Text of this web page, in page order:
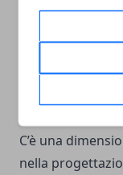
un vaso, una
emotivi, piccole
disturbano
Profumo, un
C’è una
nella